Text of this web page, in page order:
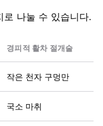
나눌 수 있습니다.
경피적 활차 절개술
작은 천자 구멍만
국소 마취